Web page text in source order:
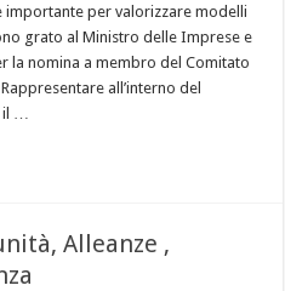
importante per valorizzare modelli
grato al Ministro delle Imprese e
la nomina a membro del Comitato
all’interno del
…
Alleanze ,